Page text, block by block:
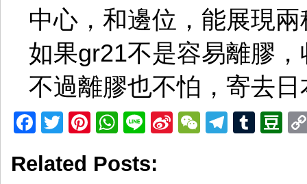
中心，和邊位，能展現
如果gr21不是容易離膠
不過離膠也不怕，寄去
Facebook
TwitterPinterest
WhatsApp
LineSinaWeChat
Related Posts: